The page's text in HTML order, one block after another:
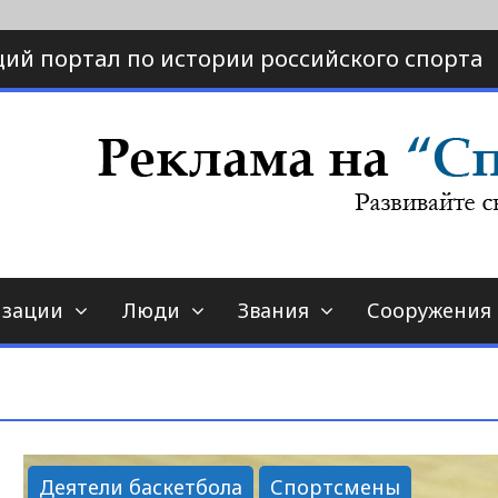
портал по истории российского спорта
страна.ру
по истории спорта
Люди Звания Сооружения
Деятели баскетбола Спортсмены